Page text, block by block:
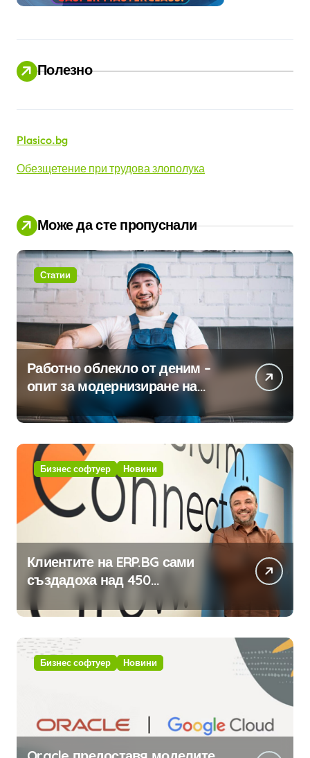
н
и
Полезно
Plasico.bg
Обезщетение при трудова злополука
Може да сте пропуснали
Статии
Работно облекло от деним –
опит за модернизиране на
традицията
Бизнес софтуер Новини
Клиентите на ERP.BG сами
създадоха над 450
приложения за ERP системата
с помощта на вградения в нея
изкуствен интелект
Бизнес софтуер Новини